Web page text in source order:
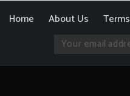
Home About Us Terms